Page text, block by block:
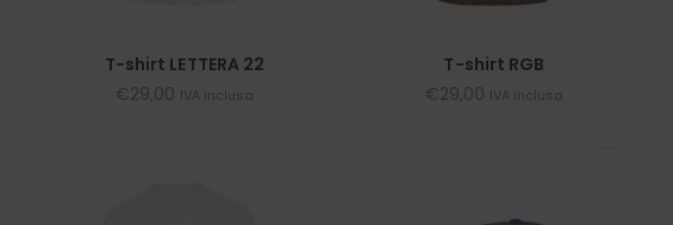
T-shirt LETTERA 22
€29,00 IVA inclusa
T-shirt RGB
€29,00 IVA inclusa